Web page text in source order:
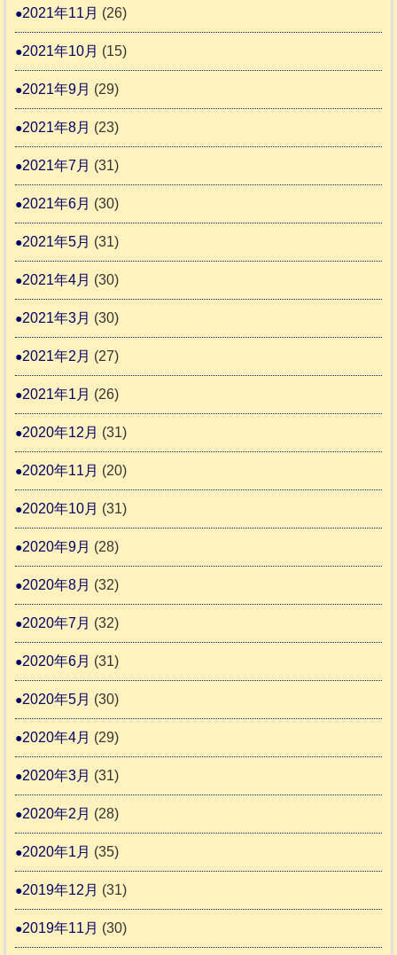
2021年11月 (26)
2021年10月 (15)
2021年9月 (29)
2021年8月 (23)
2021年7月 (31)
2021年6月 (30)
2021年5月 (31)
2021年4月 (30)
2021年3月 (30)
2021年2月 (27)
2021年1月 (26)
2020年12月 (31)
2020年11月 (20)
2020年10月 (31)
2020年9月 (28)
2020年8月 (32)
2020年7月 (32)
2020年6月 (31)
2020年5月 (30)
2020年4月 (29)
2020年3月 (31)
2020年2月 (28)
2020年1月 (35)
2019年12月 (31)
2019年11月 (30)